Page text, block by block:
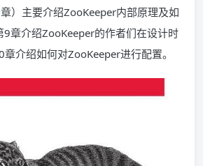
）主要介绍ZooKeeper内部原理及如
9章介绍ZooKeeper的作者们在设计时
介绍如何对ZooKeeper进行配置。